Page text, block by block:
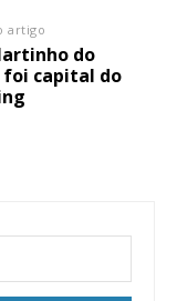
artigo
do
foi capital do